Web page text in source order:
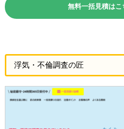
無料一括見積はこ
浮気・不倫調査の匠